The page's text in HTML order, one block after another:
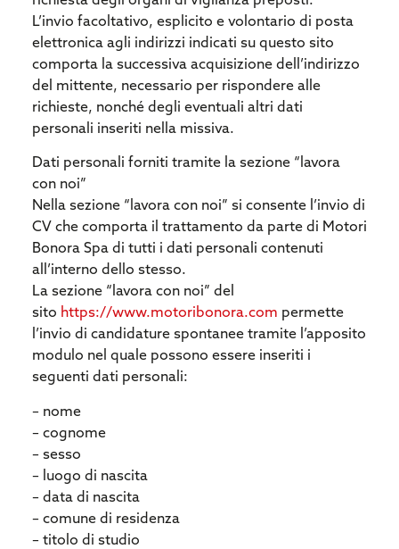
L’invio facoltativo, esplicito e volontario di posta
elettronica agli indirizzi indicati su questo sito
comporta la successiva acquisizione dell’indirizzo
del mittente, necessario per rispondere alle
richieste, nonché degli eventuali altri dati
personali inseriti nella missiva.
Dati personali forniti tramite la sezione “lavora
con noi”
Nella sezione “lavora con noi” si consente l’invio di
CV che comporta il trattamento da parte di Motori
Bonora Spa di tutti i dati personali contenuti
all’interno dello stesso.
La sezione “lavora con noi” del
sito https://www.motoribonora.com permette
l’invio di candidature spontanee tramite l’apposito
modulo nel quale possono essere inseriti i
seguenti dati personali:
– nome
– cognome
– sesso
– luogo di nascita
– data di nascita
– comune di residenza
– titolo di studio